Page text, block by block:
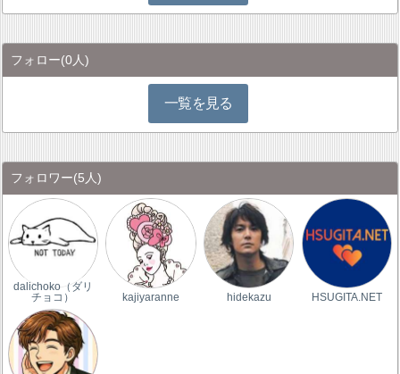
フォロー(0人)
一覧を見る
フォロワー(5人)
dalichoko（ダリ
チョコ）
kajiyaranne hidekazu HSUGITA.NET